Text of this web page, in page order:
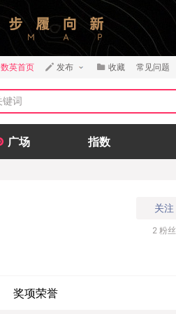
数英首页 发布 收藏 常见问题
广场 指数
关注
2 粉丝
奖项荣誉